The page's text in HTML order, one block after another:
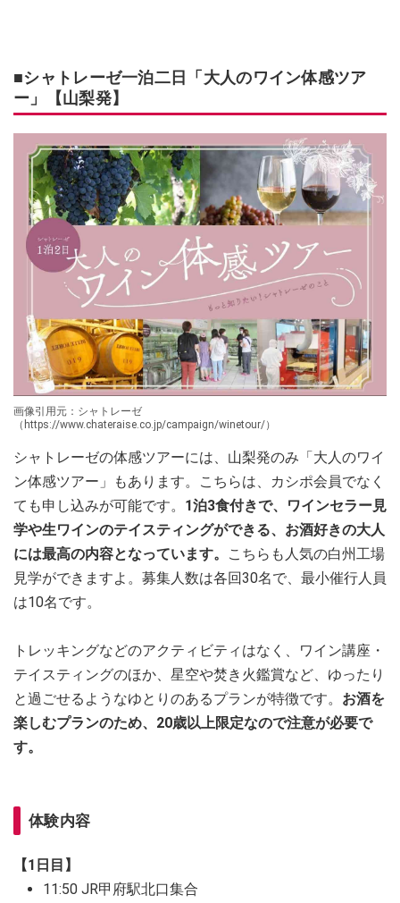
■シャトレーゼ一泊二日「大人のワイン体感ツア
ー」【山梨発】
画像引用元：シャトレーゼ
（https://www.chateraise.co.jp/campaign/winetour/）
シャトレーゼの体感ツアーには、山梨発のみ「大人のワイ
ン体感ツアー」もあります。こちらは、カシポ会員でなく
ても申し込みが可能です。 1泊3食付きで、ワインセラー見
学や生ワインのテイスティングができる、お酒好きの大人
には最高の内容となっています。
こちらも人気の白州工場
見学ができますよ。募集人数は各回30名で、最小催行人員
は10名です。
トレッキングなどのアクティビティはなく、ワイン講座・
テイスティングのほか、星空や焚き火鑑賞など、ゆったり
と過ごせるようなゆとりのあるプランが特徴です。 お酒を
楽しむプランのため、20歳以上限定なので注意が必要で
す。
体験内容
【1日目】
11:50 JR甲府駅北口集合